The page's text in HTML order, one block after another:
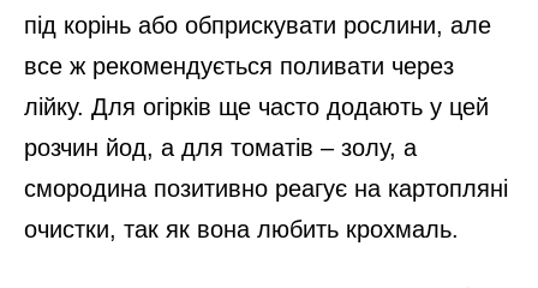
під корінь або обприскувати рослини, але
все ж рекомендується поливати через
лійку. Для огірків ще часто додають у цей
розчин йод, а для томатів – золу, а
смородина позитивно реагує на картопляні
очистки, так як вона любить крохмаль.